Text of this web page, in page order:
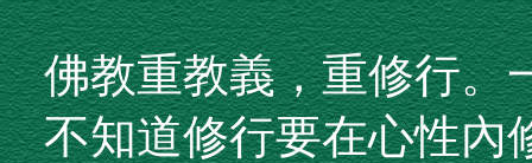
佛教重教義，重修行。
不知道修行要在心性內